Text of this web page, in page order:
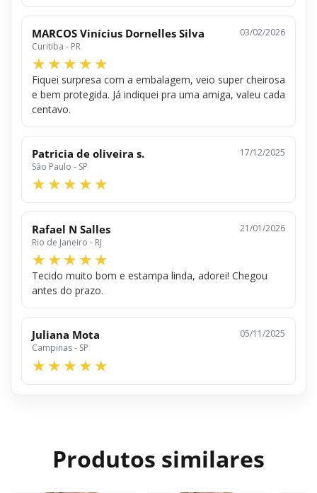
MARCOS Vinícius Dornelles Silva
Curitiba - PR
03/02/2026
Fiquei surpresa com a embalagem, veio super cheirosa
e bem protegida. Já indiquei pra uma amiga, valeu cada
centavo.
Patricia de oliveira s.
São Paulo - SP
17/12/2025
Rafael N Salles
Rio de Janeiro - RJ
21/01/2026
Tecido muito bom e estampa linda, adorei! Chegou
antes do prazo.
Juliana Mota
Campinas - SP
05/11/2025
Produtos similares